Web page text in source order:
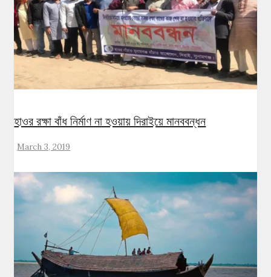
হাওর রক্ষা বাঁধ নির্মাণ না হওয়ায় দিরাইয়ে মানববন্ধন
March 3, 2019